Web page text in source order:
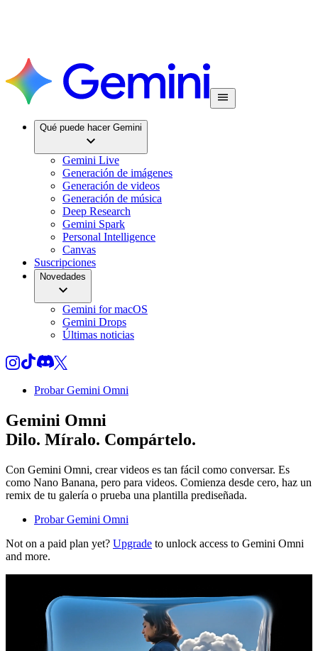
Qué puede hacer Gemini
Gemini Live
Generación de imágenes
Generación de videos
Generación de música
Deep Research
Gemini Spark
Personal Intelligence
Canvas
Suscripciones
Novedades
Gemini for macOS
Gemini Drops
Últimas noticias
Probar Gemini Omni
Gemini Omni
Dilo. Míralo. Compártelo.
Con Gemini Omni, crear videos es tan fácil como conversar. Es
como Nano Banana, pero para videos. Comienza desde cero, haz un
remix de tu galería o prueba una plantilla prediseñada.
Probar Gemini Omni
Not on a paid plan yet? Upgrade to unlock access to Gemini Omni
and more.